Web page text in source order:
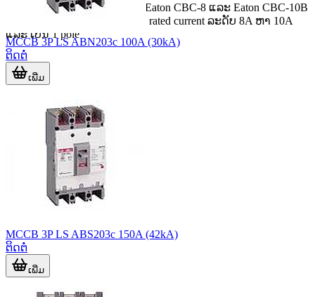
ສຳລັບງານກະແສບໍ່ສູງ ຮຸ່ນເຊັ່ນ Eaton CBC-8 ແລະ Eaton CBC-10B
ເໝາະກັບວົງຈອນທີ່ຕ້ອງການຄ່າ rated current ລະດັບ 8A ຫາ 10A
ແລະ ເປັນ 1 pole
MCCB 3P LS ABN203c 100A (30kA)
ຕິດຕໍ່
ເພີ່ມ
MCCB 3P LS ABS203c 150A (42kA)
ຕິດຕໍ່
ເພີ່ມ